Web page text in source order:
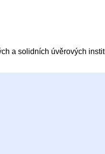
a solidních úvěrových